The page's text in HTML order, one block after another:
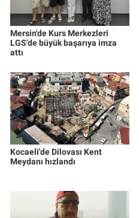
Mersin'de Kurs Merkezleri
LGS'de büyük başarıya imza
attı
Kocaeli'de Dilovası Kent
Meydanı hızlandı